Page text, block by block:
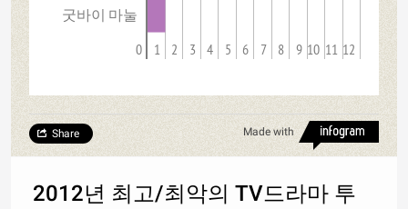
굿바이 마눌
0 1 2 3 4 5 6 7 8 9 10 11 12
Made with
Share
2012년 최고/최악의 TV드라마 투